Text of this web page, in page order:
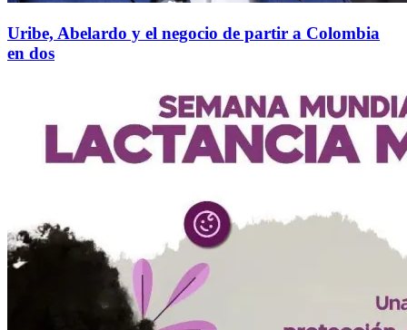
Uribe, Abelardo y el negocio de partir a Colombia
en dos